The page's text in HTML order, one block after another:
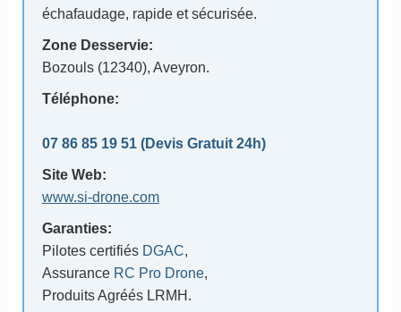
échafaudage, rapide et sécurisée.
Zone Desservie:
Bozouls (12340), Aveyron.
Téléphone:
07 86 85 19 51 (Devis Gratuit 24h)
Site Web:
www.si-drone.com
Garanties:
Pilotes certifiés DGAC,
Assurance RC Pro Drone,
Produits Agréés LRMH.